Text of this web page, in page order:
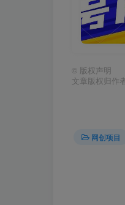
© 版权声明
文章版权归作
网创项目